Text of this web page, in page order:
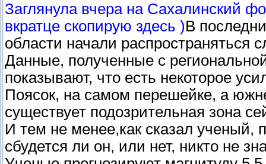
Заглянула вчера на Сахалинский
вкратце скопирую здесь )В
области начали распространяться
Данные, полученные с
показывают, что есть некоторое
Поясок, на самом перешейке, а
существует подозрительная зона
И тем не менее,как сказал ученый,
сбудется ли он, или нет, никто не